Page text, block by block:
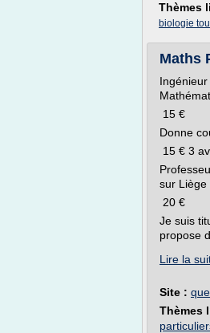
Thèmes
biologie
Maths
15 €
Donne
15 € 3
sur Liège
20 €
Je suis
propose
Lire la
Site :
Thèmes